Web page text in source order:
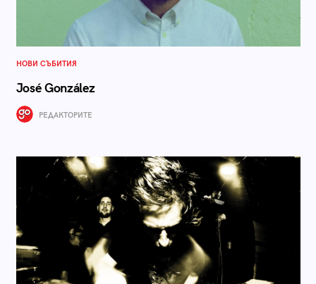
НОВИ СЪБИТИЯ
José González
РЕДАКТОРИТЕ